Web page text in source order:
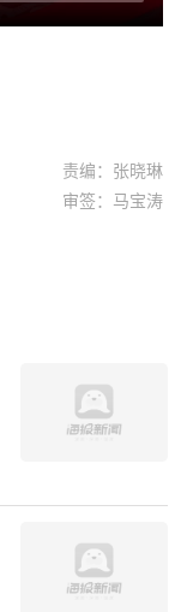
责编：张晓琳
审签：马宝涛